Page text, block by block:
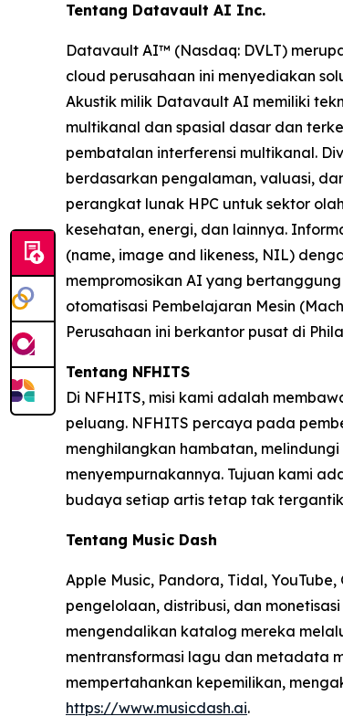
Tentang Datavault AI Inc.
Datavault AI™ (Nasdaq: DVLT)
cloud perusahaan ini menyediakan
Akustik milik Datavault AI memiliki
multikanal dan spasial dasar dan
pembatalan interferensi multikanal.
berdasarkan pengalaman, valuasi,
perangkat lunak HPC untuk sektor
kesehatan, energi, dan lainnya.
(name, image and likeness, NIL)
mempromosikan AI yang
otomatisasi Pembelajaran Mesin
Perusahaan ini berkantor pusat di
Tentang NFHITS
Di NFHITS, misi kami adalah
peluang. NFHITS percaya pada
menghilangkan hambatan,
menyempurnakannya. Tujuan kami
budaya setiap artis tetap tak
Tentang Music Dash
Apple Music, Pandora, Tidal,
pengelolaan, distribusi, dan
mengendalikan katalog mereka
mentransformasi lagu dan metadata
mempertahankan kepemilikan,
https://www.musicdash.ai.